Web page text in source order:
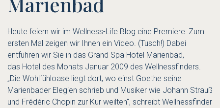
Heute feiern wir im Wellness-Life Blog eine Premiere: Zum
ersten Mal zeigen wir Ihnen ein Video. (Tusch!) Dabei
entführen wir Sie in das Grand Spa Hotel Marienbad,
das Hotel des Monats Januar 2009 des Wellnessfinders.
„Die Wohlfühloase liegt dort, wo einst Goethe seine
Marienbader Elegien schrieb und Musiker wie Johann Strauß
und Frédéric Chopin zur Kur weilten", schreibt Wellnessfinder